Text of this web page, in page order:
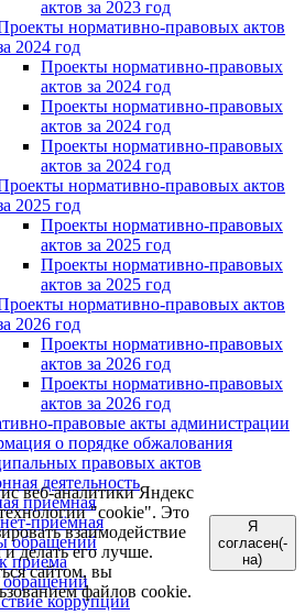
актов за 2023 год
нормативно-правовых актов
2024 год
Проекты нормативно-правовых
актов за 2024 год
Проекты нормативно-правовых
актов за 2024 год
Проекты нормативно-правовых
актов за 2024 год
нормативно-правовых актов
2025 год
Проекты нормативно-правовых
актов за 2025 год
Проекты нормативно-правовых
актов за 2025 год
нормативно-правовых актов
2026 год
Проекты нормативно-правовых
актов за 2026 год
Проекты нормативно-правовых
актов за 2026 год
правовые акты администрации
о порядке обжалования
правовых актов
деятельность
приемная
приёмная
обращений
приема
обращений
коррупции
веб-аналитики Яндекс
"cookie". Это
взаимодействие
делать его лучше.
сайтом, вы
файлов cookie.
Я
согласен(-
на)